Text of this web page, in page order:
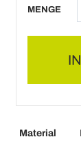
MENGE
Material